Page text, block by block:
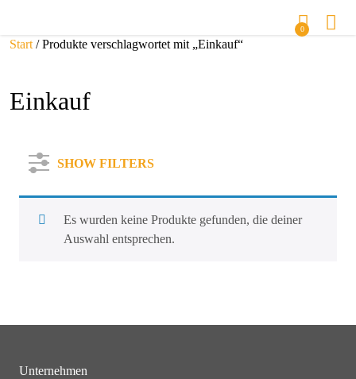
0
Start / Produkte verschlagwortet mit „Einkauf“
Einkauf
SHOW FILTERS
Es wurden keine Produkte gefunden, die deiner
Auswahl entsprechen.
Unternehmen